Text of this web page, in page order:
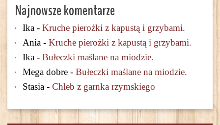
Najnowsze komentarze
Ika - Kruche pierożki z kapustą i grzybami.
Ania - Kruche pierożki z kapustą i grzybami.
Ika - Bułeczki maślane na miodzie.
Mega dobre - Bułeczki maślane na miodzie.
Stasia - Chleb z garnka rzymskiego